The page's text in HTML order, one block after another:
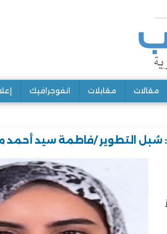
مقالات مقابلات انفوجرافيك
سُبل التطوير /فاطمة سيد أحمد